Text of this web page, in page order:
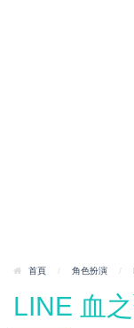
首頁 / 角色扮演 /
LINE 血